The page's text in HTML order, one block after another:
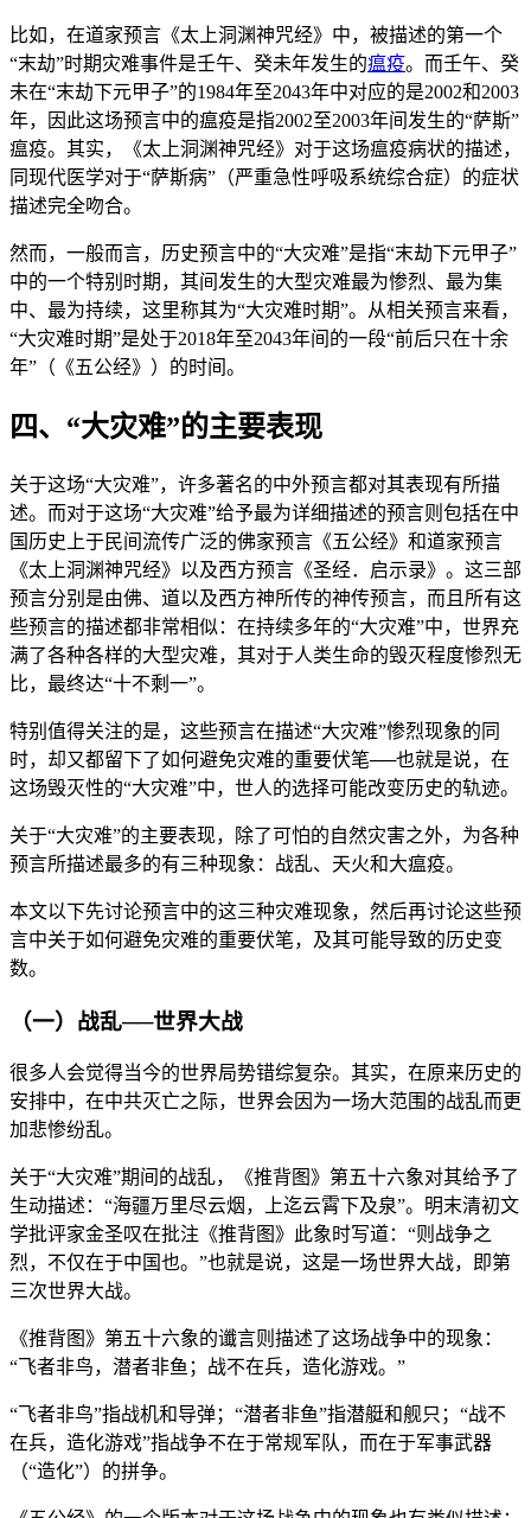
比如，在道家预言《太上洞渊神咒经》中，被描述的第一个
“末劫”时期灾难事件是壬午、癸未年发生的瘟疫。而壬午、癸
未在“末劫下元甲子”的1984年至2043年中对应的是2002和2003
年，因此这场预言中的瘟疫是指2002至2003年间发生的“萨斯”
瘟疫。其实，《太上洞渊神咒经》对于这场瘟疫病状的描述，
同现代医学对于“萨斯病”（严重急性呼吸系统综合症）的症状
描述完全吻合。
然而，一般而言，历史预言中的“大灾难”是指“末劫下元甲子”
中的一个特别时期，其间发生的大型灾难最为惨烈、最为集
中、最为持续，这里称其为“大灾难时期”。从相关预言来看，
“大灾难时期”是处于2018年至2043年间的一段“前后只在十余
年”（《五公经》）的时间。
四、“大灾难”的主要表现
关于这场“大灾难”，许多著名的中外预言都对其表现有所描
述。而对于这场“大灾难”给予最为详细描述的预言则包括在中
国历史上于民间流传广泛的佛家预言《五公经》和道家预言
《太上洞渊神咒经》以及西方预言《圣经．启示录》。这三部
预言分别是由佛、道以及西方神所传的神传预言，而且所有这
些预言的描述都非常相似：在持续多年的“大灾难”中，世界充
满了各种各样的大型灾难，其对于人类生命的毁灭程度惨烈无
比，最终达“十不剩一”。
特别值得关注的是，这些预言在描述“大灾难”惨烈现象的同
时，却又都留下了如何避免灾难的重要伏笔──也就是说，在
这场毁灭性的“大灾难”中，世人的选择可能改变历史的轨迹。
关于“大灾难”的主要表现，除了可怕的自然灾害之外，为各种
预言所描述最多的有三种现象：战乱、天火和大瘟疫。
本文以下先讨论预言中的这三种灾难现象，然后再讨论这些预
言中关于如何避免灾难的重要伏笔，及其可能导致的历史变
数。
（一）战乱──世界大战
很多人会觉得当今的世界局势错综复杂。其实，在原来历史的
安排中，在中共灭亡之际，世界会因为一场大范围的战乱而更
加悲惨纷乱。
关于“大灾难”期间的战乱，《推背图》第五十六象对其给予了
生动描述：“海疆万里尽云烟，上迄云霄下及泉”。明末清初文
学批评家金圣叹在批注《推背图》此象时写道：“则战争之
烈，不仅在于中国也。”也就是说，这是一场世界大战，即第
三次世界大战。
《推背图》第五十六象的谶言则描述了这场战争中的现象：
“飞者非鸟，潜者非鱼；战不在兵，造化游戏。”
“飞者非鸟”指战机和导弹；“潜者非鱼”指潜艇和舰只；“战不
在兵，造化游戏”指战争不在于常规军队，而在于军事武器
（“造化”）的拼争。